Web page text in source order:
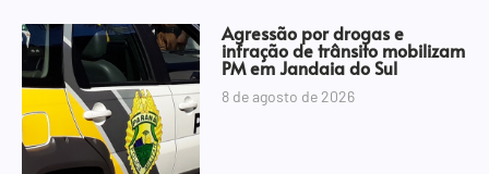
Agressão por drogas e
infração de trânsito mobilizam
PM em Jandaia do Sul
8 de agosto de 2026